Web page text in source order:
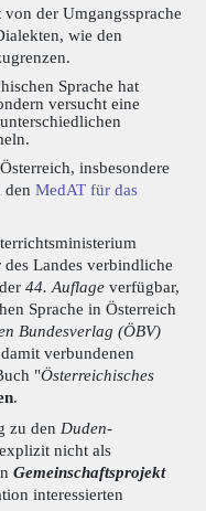
der Umgangssprache
wie den
Sprache hat
versucht eine
insbesondere
den MedAT für das
Landes verbindliche
44. Auflage verfügbar,
Sprache in Österreich
Bundesverlag (ÖBV)
verbundenen
"Österreichisches
.
zu den Duden-
nicht als
Gemeinschaftsprojekt
interessierten